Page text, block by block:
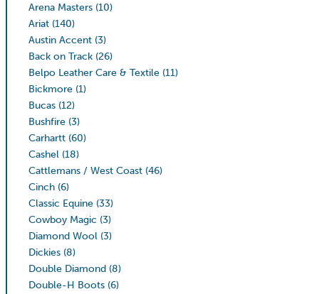
Arena Masters (10)
Ariat (140)
Austin Accent (3)
Back on Track (26)
Belpo Leather Care & Textile (11)
Bickmore (1)
Bucas (12)
Bushfire (3)
Carhartt (60)
Cashel (18)
Cattlemans / West Coast (46)
Cinch (6)
Classic Equine (33)
Cowboy Magic (3)
Diamond Wool (3)
Dickies (8)
Double Diamond (8)
Double-H Boots (6)